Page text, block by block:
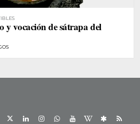
y vocación de sátrapa del